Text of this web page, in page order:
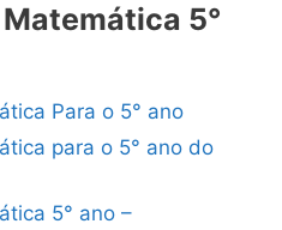
5°
Para o 5° ano
para o 5° ano do
5° ano –